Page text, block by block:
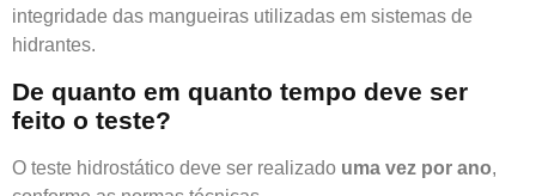
integridade das mangueiras utilizadas em sistemas de
hidrantes.
De quanto em quanto tempo deve ser
feito o teste?
O teste hidrostático deve ser realizado uma vez por ano,